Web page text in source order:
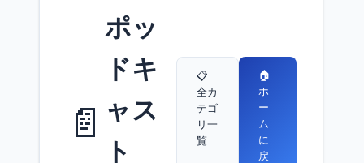
📄
ポッ
ドキ
ャス
ト
📋
全カ
テゴ
リ一
覧
🏠
ホ
ー
ム
に
戻